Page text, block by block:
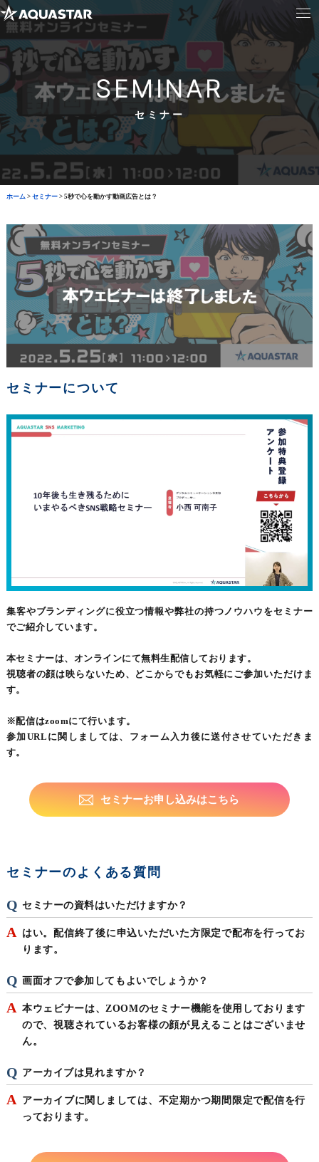
SEMINAR
セミナー
ホーム> セミナー> 5秒で心を動かす動画広告とは？
セミナーについて
集客やブランディングに役立つ情報や弊社の持つノウハウをセミナー
でご紹介しています。
本セミナーは、オンラインにて無料生配信しております。
視聴者の顔は映らないため、どこからでもお気軽にご参加いただけま
す。
※配信はzoomにて行います。
参加URLに関しましては、フォーム入力後に送付させていただきま
す。
セミナーお申し込みはこちら
セミナーのよくある質問
セミナーの資料はいただけますか？
はい。配信終了後に申込いただいた方限定で配布を行ってお
ります。
画面オフで参加してもよいでしょうか？
本ウェビナーは、ZOOMのセミナー機能を使用しております
ので、視聴されているお客様の顔が見えることはございませ
ん。
アーカイブは見れますか？
アーカイブに関しましては、不定期かつ期間限定で配信を行
っております。